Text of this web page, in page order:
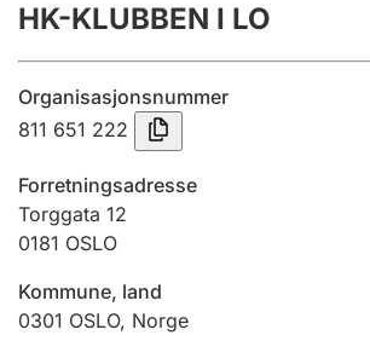
Årsrekneskap
Innsending og forseinkingsgebyr
Tinglysing
Jeger
HK-KLUBBEN I LO
Organisasjonsnummer
811 651 222
Forretningsadresse
Torggata 12
0181 OSLO
Kommune, land
0301 OSLO, Norge